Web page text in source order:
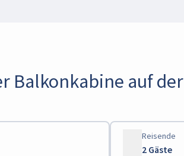
Balkonkabine auf
Reisende
2 Gäste